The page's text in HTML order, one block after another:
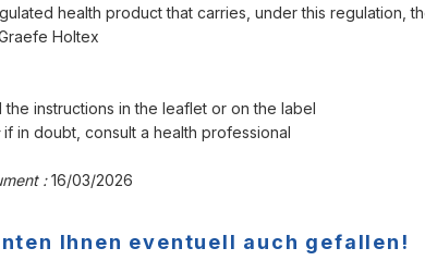
health product that carries, under this regulation,
Holtex
instructions in the leaflet or on the label
if in doubt, consult a health professional
:16/03/2026
Ihnen eventuell auch gefallen!